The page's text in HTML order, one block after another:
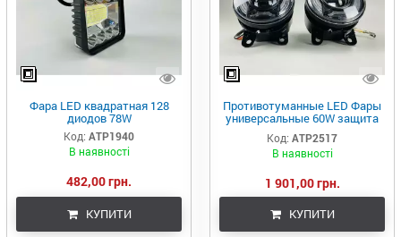
Фара LED квадратная 128
диодов 78W
Код: ATP1940
В наявності
482,00 грн.
КУПИТИ
Противотуманные LED Фары
универсальные 60W защита
IP67 12-80V с ДХО белый +
оранжевый с матричными
линзами
Код: ATP2517
В наявності
1 901,00 грн.
КУПИТИ